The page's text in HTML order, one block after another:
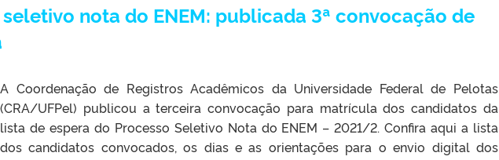
nota do ENEM: publicada 3ª convocação de
A Coordenação de Registros Acadêmicos da Universidade Federal de Pelotas
(CRA/UFPel) publicou a terceira convocação para matrícula dos candidatos da
lista de espera do Processo Seletivo Nota do ENEM – 2021/2. Confira aqui a lista
dos candidatos convocados, os dias e as orientações para o envio digital dos